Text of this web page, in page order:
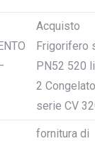
Acquisto
Frigorifero
PN52 520
2
serie CV
fornitura di